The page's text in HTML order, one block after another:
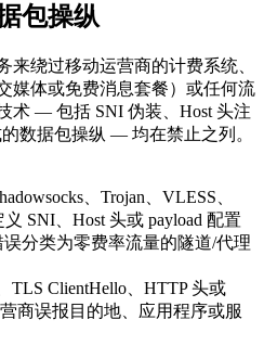
包操纵
来绕过移动运营商的计费系统、
媒体或免费消息套餐）或任何流
术 — 包括 SNI 伪装、Host 头注
数据包操纵 — 均在禁止之列。
、Trojan、VLESS、
SNI、Host 头或 payload 配置
分类为零费率流量的隧道/代理
TLS ClientHello、HTTP 头或
商误报目的地、应用程序或服